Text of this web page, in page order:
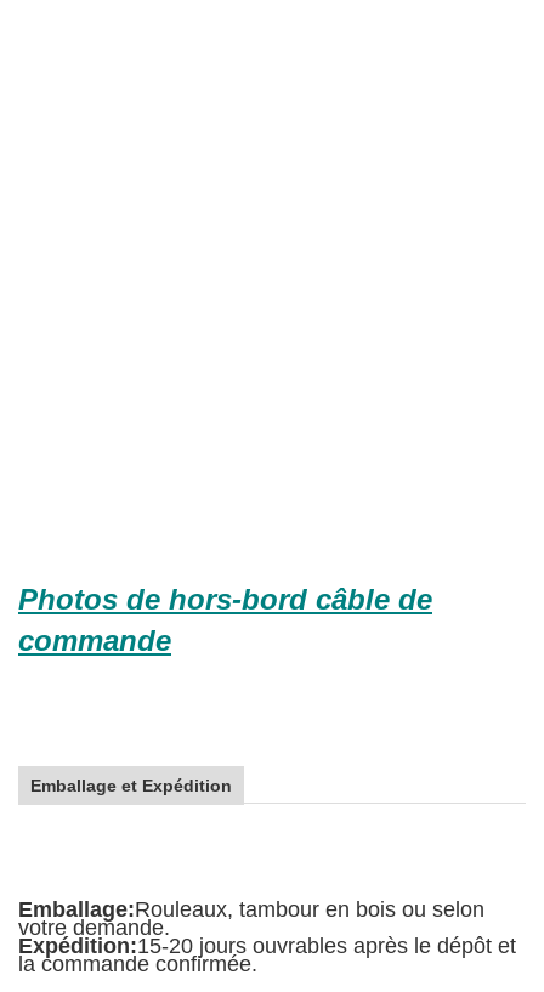
Photos de hors-bord câble de
commande
Emballage et Expédition
Emballage:Rouleaux, tambour en bois ou selon
votre demande.
Expédition:15-20 jours ouvrables après le dépôt et
la commande confirmée.